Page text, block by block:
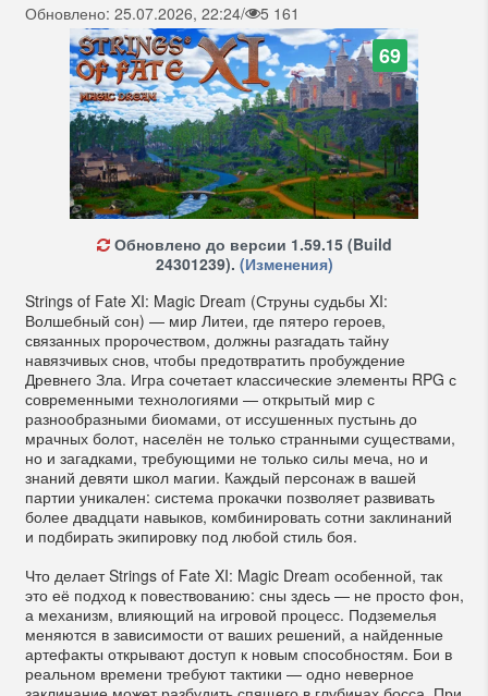
Обновлено: 25.07.2026, 22:24/ 5 161
69
Обновлено до версии 1.59.15 (Build
24301239). (Изменения)
Strings of Fate XI: Magic Dream (Струны судьбы XI:
Волшебный сон) — мир Литеи, где пятеро героев,
связанных пророчеством, должны разгадать тайну
навязчивых снов, чтобы предотвратить пробуждение
Древнего Зла. Игра сочетает классические элементы RPG с
современными технологиями — открытый мир с
разнообразными биомами, от иссушенных пустынь до
мрачных болот, населён не только странными существами,
но и загадками, требующими не только силы меча, но и
знаний девяти школ магии. Каждый персонаж в вашей
партии уникален: система прокачки позволяет развивать
более двадцати навыков, комбинировать сотни заклинаний
и подбирать экипировку под любой стиль боя.
Что делает Strings of Fate XI: Magic Dream особенной, так
это её подход к повествованию: сны здесь — не просто фон,
а механизм, влияющий на игровой процесс. Подземелья
меняются в зависимости от ваших решений, а найденные
артефакты открывают доступ к новым способностям. Бои в
реальном времени требуют тактики — одно неверное